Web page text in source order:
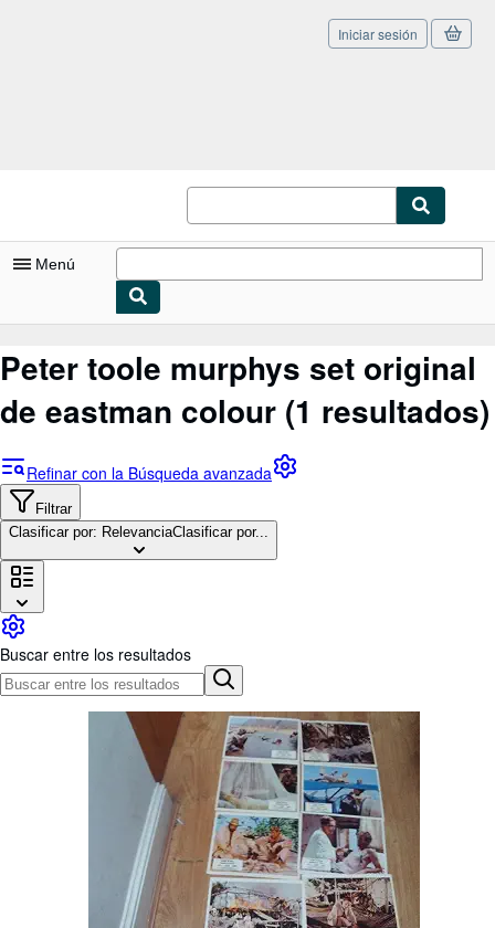
Pasar al contenido principal
Iniciar sesión
Menú
Consultar mis pedidos
Cerrar sesión
Búsqueda avanzada
Colecciones
Libros antiguos
Arte y coleccionismo
Vendedores
Comenzar a vender
Ayuda
CERRAR
Peter toole murphys set original
de eastman colour (1 resultados)
Refinar con la Búsqueda avanzada
Filtrar
Clasificar por: RelevanciaClasificar por...
Buscar entre los resultados